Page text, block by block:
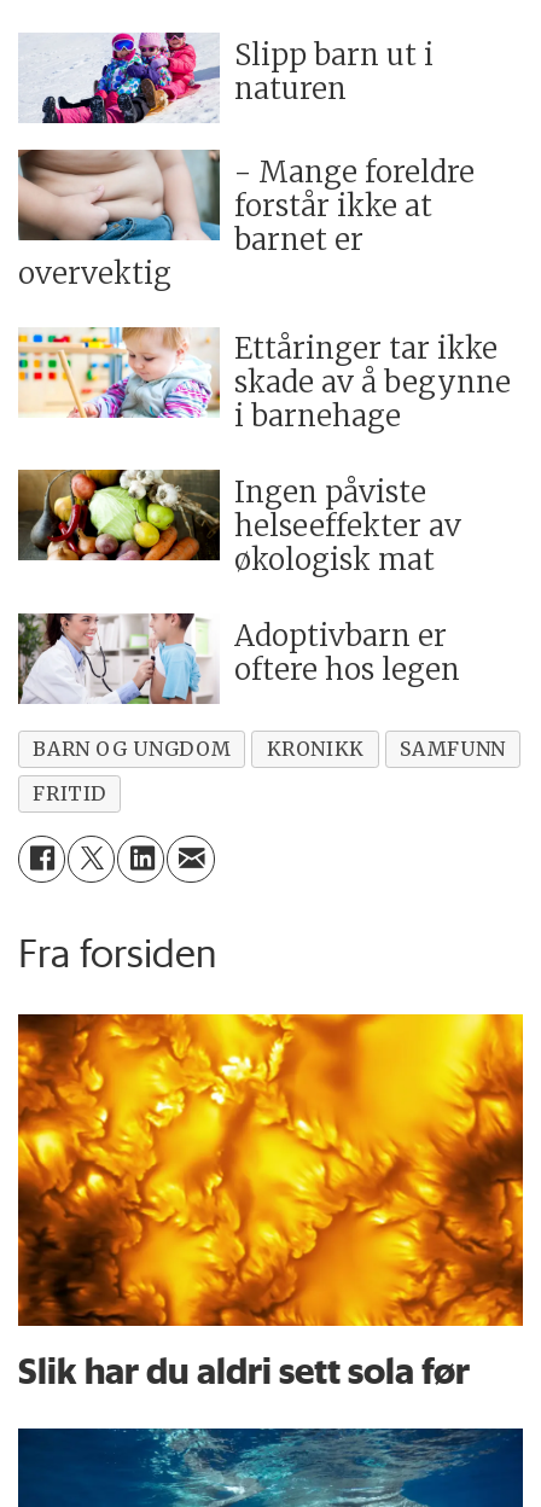
Slipp barn ut i
naturen
- Mange foreldre
forstår ikke at
barnet er
overvektig
Ettåringer tar ikke
skade av å begynne
i barnehage
Ingen påviste
helseeffekter av
økologisk mat
Adoptivbarn er
oftere hos legen
BARN OG UNGDOM KRONIKK
SAMFUNN
FRITID
Fra forsiden
Slik har du aldri sett sola før